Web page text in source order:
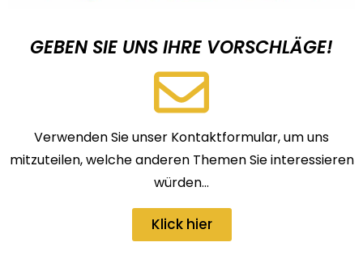
GEBEN SIE UNS IHRE VORSCHLÄGE!
Verwenden Sie unser Kontaktformular, um uns
mitzuteilen, welche anderen Themen Sie interessieren
würden…
Klick hier